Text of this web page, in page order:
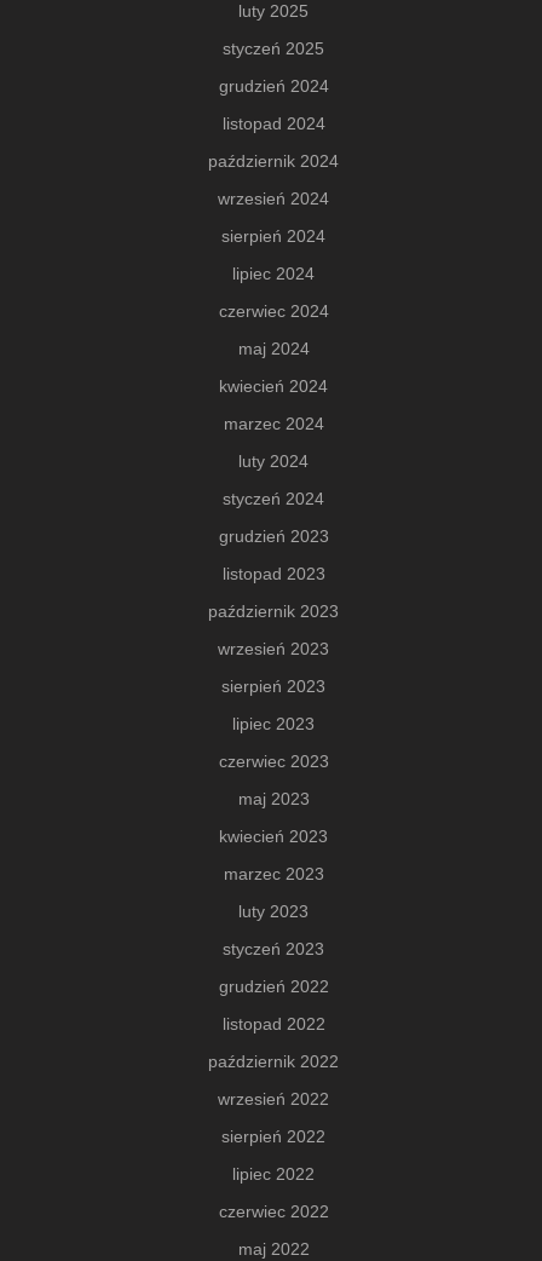
luty 2025
styczeń 2025
grudzień 2024
listopad 2024
październik 2024
wrzesień 2024
sierpień 2024
lipiec 2024
czerwiec 2024
maj 2024
kwiecień 2024
marzec 2024
luty 2024
styczeń 2024
grudzień 2023
listopad 2023
październik 2023
wrzesień 2023
sierpień 2023
lipiec 2023
czerwiec 2023
maj 2023
kwiecień 2023
marzec 2023
luty 2023
styczeń 2023
grudzień 2022
listopad 2022
październik 2022
wrzesień 2022
sierpień 2022
lipiec 2022
czerwiec 2022
maj 2022